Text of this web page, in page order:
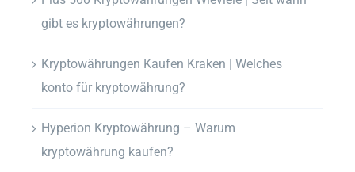
gibt es kryptowährungen?
Kryptowährungen Kaufen Kraken | Welches
konto für kryptowährung?
Hyperion Kryptowährung – Warum
kryptowährung kaufen?